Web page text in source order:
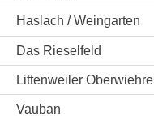
Haslach / Weingarten
Das Rieselfeld
Littenweiler Oberwiehre
Vauban